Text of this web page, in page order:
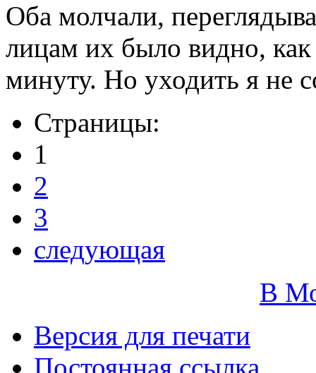
Оба молчали,
лицам их было видно, как
минуту. Но уходить я не
Страницы:
1
2
3
следующая
В
Версия для печати